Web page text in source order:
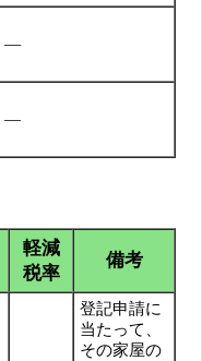
―
―
軽減
税率
備考
登記申請に
当たって、
その家屋の